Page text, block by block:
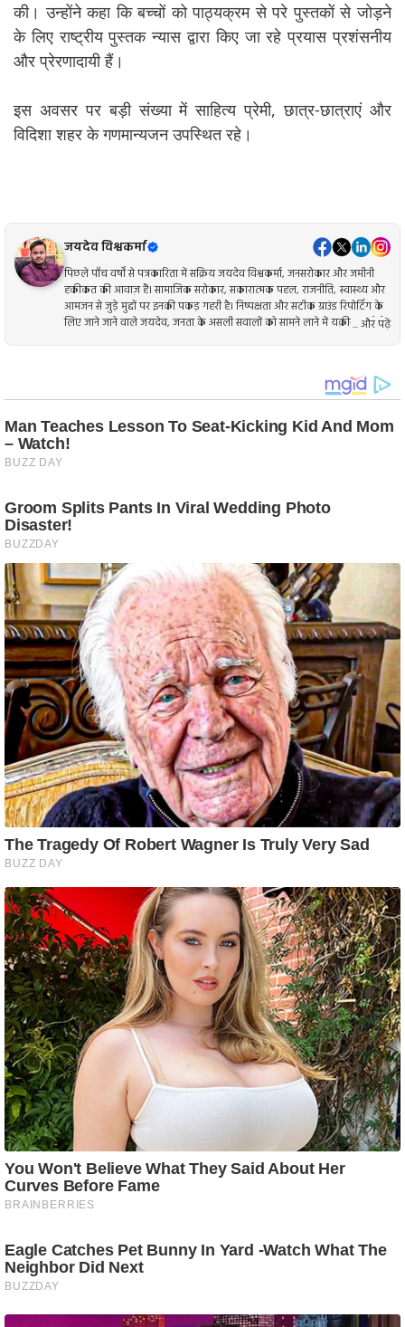
की। उन्होंने कहा कि बच्चों को पाठ्यक्रम से परे पुस्तकों से जोड़ने
के लिए राष्ट्रीय पुस्तक न्यास द्वारा किए जा रहे प्रयास प्रशंसनीय
और प्रेरणादायी हैं।
इस अवसर पर बड़ी संख्या में साहित्य प्रेमी, छात्र-छात्राएं और
विदिशा शहर के गणमान्यजन उपस्थित रहे।
जयदेव विश्वकर्मा
पिछले पाँच वर्षों से पत्रकारिता में सक्रिय जयदेव विश्वकर्मा, जनसरोकार और जमीनी
हकीकत की आवाज़ हैं। सामाजिक सरोकार, सकारात्मक पहल, राजनीति, स्वास्थ्य और
आमजन से जुड़े मुद्दों पर इनकी पकड़ गहरी है। निष्पक्षता और सटीक ग्राउंड रिपोर्टिंग के
लिए जाने जाने वाले जयदेव, जनता के असली सवालों को सामने लाने में यक़ीन रखते हैं।
... और पढ़ें